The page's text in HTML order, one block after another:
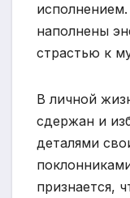
наполнены
страстью к
В личной
сдержан и
деталями
признается,